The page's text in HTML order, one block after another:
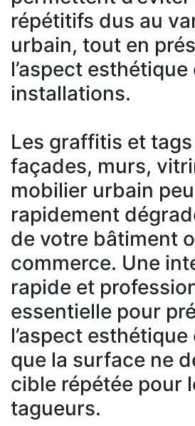
répétitifs dus au
urbain, tout en
l’aspect esthétique
installations.
Les graffitis et
façades, murs,
mobilier urbain
rapidement
de votre bâtiment
commerce. Une
rapide et
essentielle pour
l’aspect
que la surface ne
cible répétée pour
tagueurs.